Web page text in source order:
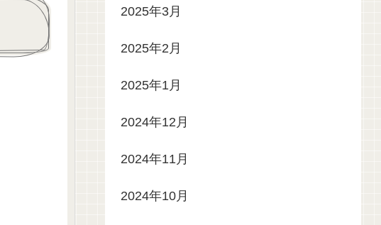
2025年3月
2025年2月
2025年1月
2024年12月
2024年11月
2024年10月